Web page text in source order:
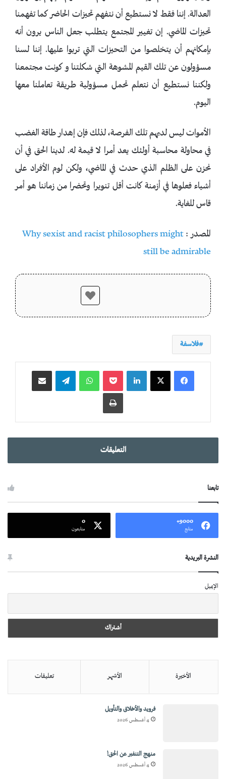
العدالة. إننا فقط لا نستطيع أن نتفهم تحيزات الحاضر كما تفهمنا
تحيزات الماضي. إن تغيير المجتمع يتطلب جعل الناس يرون أنه
بإمكانهم أن يتخلصوا من التحيزات التي تربوا عليها. إننا لسنا
مسؤولون عن تلك القيم المشوهة التي شكلتنا و كونت مجتمعنا
ولكننا نستطيع أن نتعلم تحمل مسؤولية طريقة تعاملنا معها
اليوم.
الأموات ليس لديهم تلك الفرصة، لذلك فإن إهدار طاقة الغضب
في محاولة محاسبة أولئك يعد أمرا لا قيمة له. لدينا الحق في أن
نحزن على الظلم الذي حدث في الماضي، ولكن لوم الأفراد على
أشياء فعلوها في أزمنة كانت أقل تنويرا وتحضرا من زماننا هو أمر
قاس للغاية.
المصدر : Why sexist and racist philosophers might
still be admirable
فلاسفة
واتساب
التعليقات
تابعنا
9000+
متابع
0
متابعون
النشرة البريدية
الإيميل
الأخيرة الأشهر تعليقات
فرويد والأخلاق والتأويل
4 أغسطس 2026
منهج التنفير عن الحق!
4 أغسطس 2026